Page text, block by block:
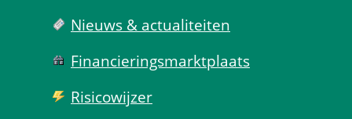
Nieuws & actualiteiten
Financierings­markt­plaats
Risico­wijzer